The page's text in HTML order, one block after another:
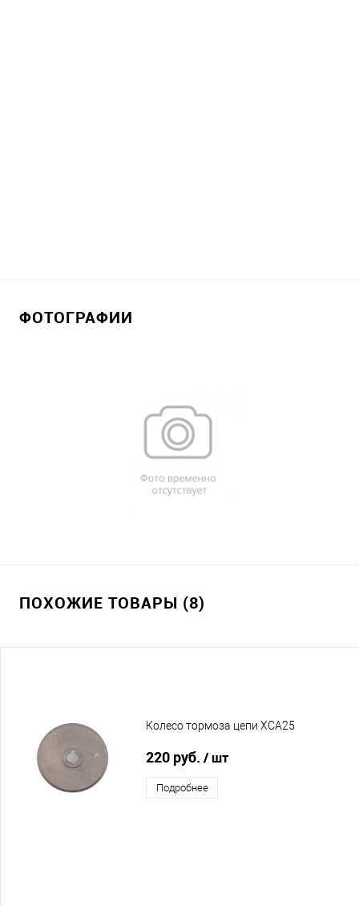
ФОТОГРАФИИ
ПОХОЖИЕ ТОВАРЫ (8)
Колесо тормоза цепи XCA25
220 руб. / шт
Подробнее